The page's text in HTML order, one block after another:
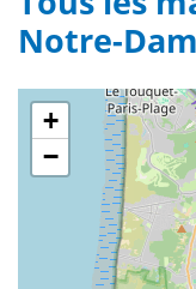
Notre-
+
−